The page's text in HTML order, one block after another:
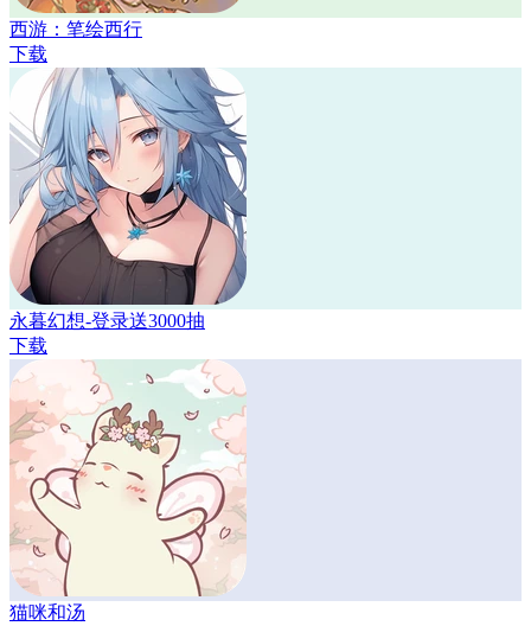
西游：笔绘西行
下载
永暮幻想-登录送3000抽
下载
猫咪和汤